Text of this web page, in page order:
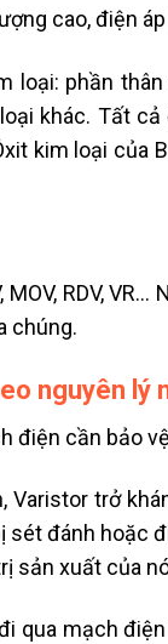
cao, điện
loại: phần
khác. Tất
kim loại của
RDV,
chúng.
nguyên lý
điện cần bảo
Varistor trở
sét đánh hoặc
sản xuất của
qua mạch